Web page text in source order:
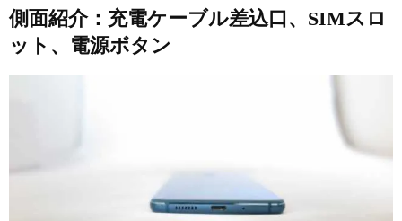
側面紹介：充電ケーブル差込口、SIMスロ
ット、電源ボタン